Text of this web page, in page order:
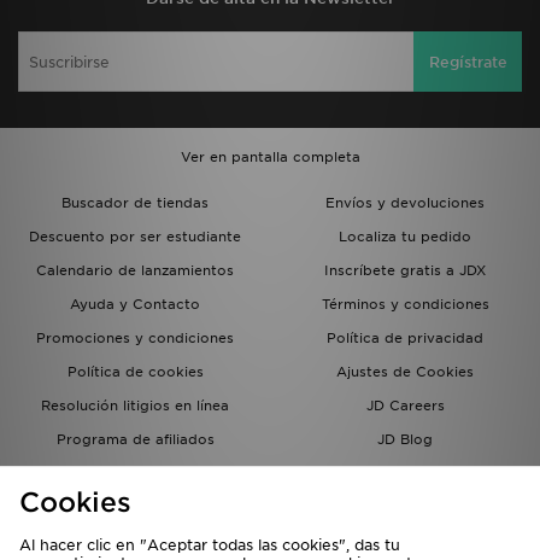
Regístrate
Ver en pantalla completa
Buscador de tiendas
Envíos y devoluciones
Descuento por ser estudiante
Localiza tu pedido
Calendario de lanzamientos
Inscríbete gratis a JDX
Ayuda y Contacto
Términos y condiciones
Promociones y condiciones
Política de privacidad
Política de cookies
Ajustes de Cookies
Resolución litigios en línea
JD Careers
Programa de afiliados
JD Blog
del grupo JD - Whistleblowing
Cookies
Al hacer clic en "Aceptar todas las cookies", das tu